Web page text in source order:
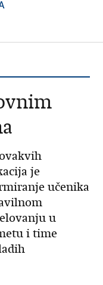
je
učenika
u
i time